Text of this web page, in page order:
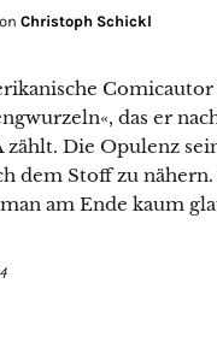
Christoph Schickl
das er
zählt. Die Opulenz
dem Stoff zu
am Ende kaum